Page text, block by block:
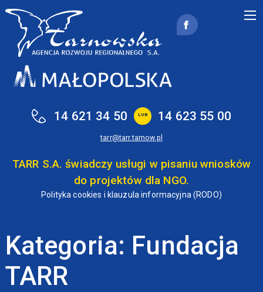
14 621 34 50 LUB 14 623 55 00
tarr@tarr.tarnow.pl
TARR S.A. świadczy usługi w pisaniu wniosków
do projektów dla NGO.
Polityka cookies i klauzula informacyjna (RODO)
Kategoria: Fundacja
TARR